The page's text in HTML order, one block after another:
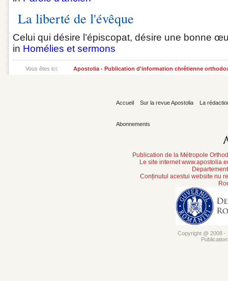
La liberté de l'évêque
Celui qui désire l’épiscopat, désire une bonne
in Homélies et sermons
Vous êtes ici: Apostolia - Publication d'information chrétienne
Accueil Sur la revue Apostolia La
Abonnements
Publication de la Métropole
Le site internet
Conținutul acestui website nu
Copyright @ 2008 -